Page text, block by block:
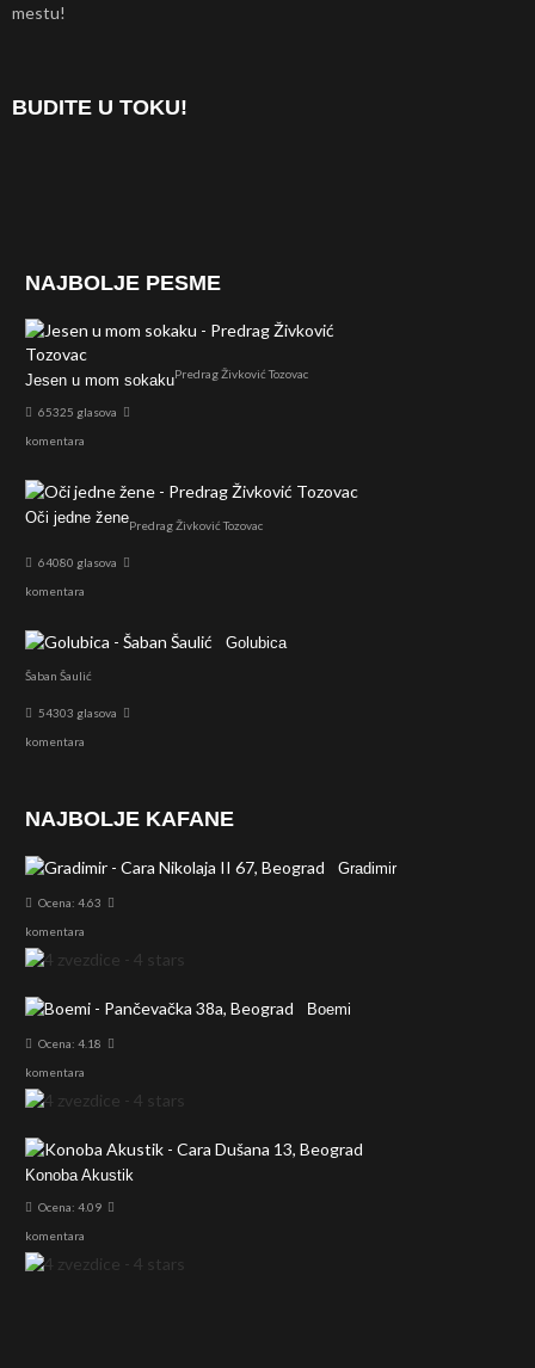
mestu!
BUDITE U TOKU!
NAJBOLJE PESME
Jesen u mom sokakuPredrag Živković Tozovac
65325 glasova
komentara
Oči jedne ženePredrag Živković Tozovac
64080 glasova
komentara
Golubica
Šaban Šaulić
54303 glasova
komentara
NAJBOLJE KAFANE
Gradimir
Ocena: 4.63
komentara
Boemi
Ocena: 4.18
komentara
Konoba Akustik
Ocena: 4.09
komentara